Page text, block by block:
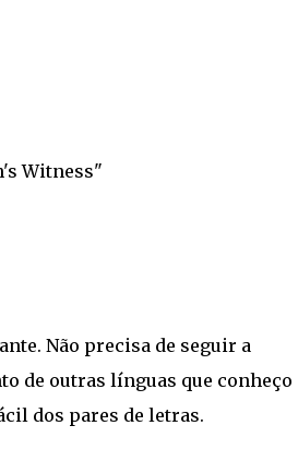
Witness"
Não precisa de seguir a
de outras línguas que conheço
dos pares de letras.